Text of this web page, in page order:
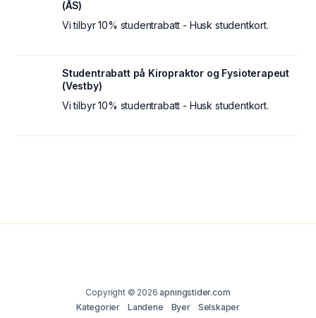
(ÅS)
Vi tilbyr 10% studentrabatt - Husk studentkort.
Studentrabatt på Kiropraktor og Fysioterapeut
(Vestby)
Vi tilbyr 10% studentrabatt - Husk studentkort.
Copyright © 2026apningstider.com
Kategorier
Landene Byer
Selskaper